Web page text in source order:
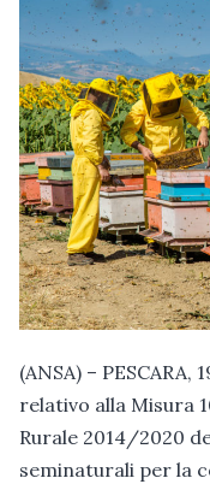
(ANSA) – PESCARA,
relativo alla Misura
Rurale 2014/2020
seminaturali per la